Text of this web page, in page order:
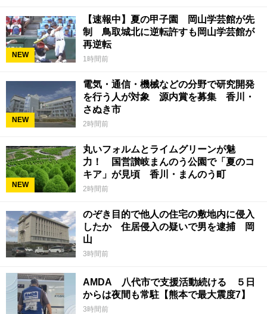
NEW
【速報中】夏の甲子園 岡山学芸館が先
制 鳥取城北に逆転許すも岡山学芸館が
再逆転
1時間前
NEW
電気・通信・機械などの分野で研究開発
を行う人が対象 源内賞を募集 香川・
さぬき市
2時間前
NEW
丸いフォルムとライムグリーンが魅
力！ 国営讃岐まんのう公園で「夏のコ
キア」が見頃 香川・まんのう町
2時間前
のぞき目的で他人の住宅の敷地内に侵入
したか 住居侵入の疑いで男を逮捕 岡
山
3時間前
AMDA 八代市で支援活動続ける ５日
からは夜間も常駐【熊本で最大震度7】
3時間前